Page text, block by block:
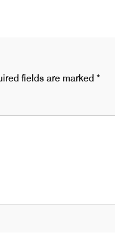
fields are marked *